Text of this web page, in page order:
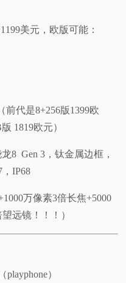
美元，欧版可能：
前代是8+256版1399欧
1819欧元）
8 Gen 3，钛金属边框，
IP68
万像素3倍长焦+5000
远镜！！！）
）